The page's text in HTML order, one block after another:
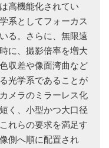
高機能化されてい
系としてフォーカス
る。さらに、無限遠
に、撮影倍率を増大
収差や像面湾曲など
光学系であることが
メラのミラーレス化
く、小型かつ大口径
れらの要求を満足す
側へ順に配置され